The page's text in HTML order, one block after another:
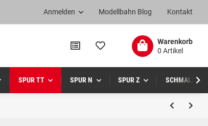
Kontakt
Modellbahn Blog
Anmelden
Warenkorb
0 Artikel
SPUR TT SPUR N SPUR Z SCHMALSPUR